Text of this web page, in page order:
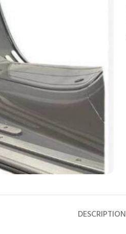
DESCRIPTION